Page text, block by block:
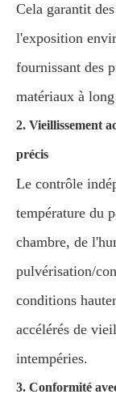
Cela garantit
l'exposition
fournissant des
matériaux à
2. Vieillissement
précis
Le contrôle
température du
chambre, de
pulvérisation/
conditions
accélérés de
intempéries.
3. Conformité